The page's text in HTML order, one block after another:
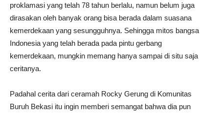
proklamasi yang telah 78 tahun berlalu, namun belum juga
dirasakan oleh banyak orang bisa berada dalam suasana
kemerdekaan yang sesungguhnya. Sehingga mitos bangsa
Indonesia yang telah berada pada pintu gerbang
kemerdekaan, mungkin memang hanya sampai di situ saja
ceritanya.
Padahal cerita dari ceramah Rocky Gerung di Komunitas
Buruh Bekasi itu ingin memberi semangat bahwa dia pun